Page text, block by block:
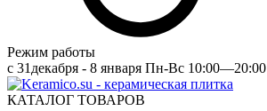
Режим работы
c 31декабря - 8 января Пн-Вс 10:00—20:00
КАТАЛОГ ТОВАРОВ